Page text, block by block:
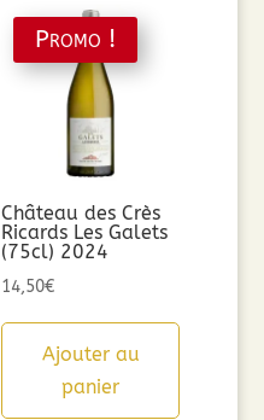
Promo !
Château des Crès
Ricards Les Galets
(75cl) 2024
14,50€
Ajouter au
panier